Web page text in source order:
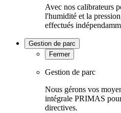
Avec nos calibrateurs
l'humidité et la
effectués
Gestion de parc
Fermer
Gestion de parc
Nous gérons vos
intégrale PRIMAS
directives.